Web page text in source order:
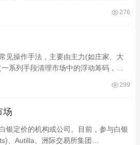
276
见操作手法，主要由主力(如庄家、大
系列手段清理市场中的浮动筹码，以
299
场
银定价的机构或公司。目前，参与白银
、Autilla、洲际交易所集团